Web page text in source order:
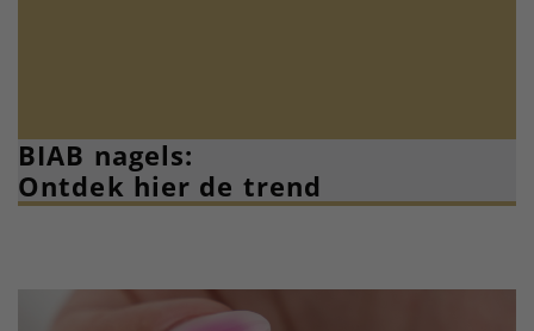
BIAB nagels:
Ontdek hier de trend